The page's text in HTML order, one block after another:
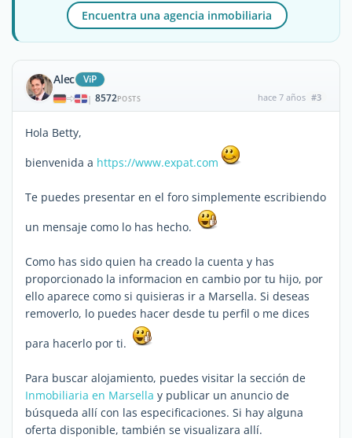
Encuentra una agencia inmobiliaria
Alec ViP
| 8572POSTS hace 7 años #3
Hola Betty,
bienvenida a https://www.expat.com
Te puedes presentar en el foro simplemente escribiendo
un mensaje como lo has hecho.
Como has sido quien ha creado la cuenta y has
proporcionado la informacion en cambio por tu hijo, por
ello aparece como si quisieras ir a Marsella. Si deseas
removerlo, lo puedes hacer desde tu perfil o me dices
para hacerlo por ti.
Para buscar alojamiento, puedes visitar la sección de
Inmobiliaria en Marsella y publicar un anuncio de
búsqueda allí con las especificaciones. Si hay alguna
oferta disponible, también se visualizara allí.